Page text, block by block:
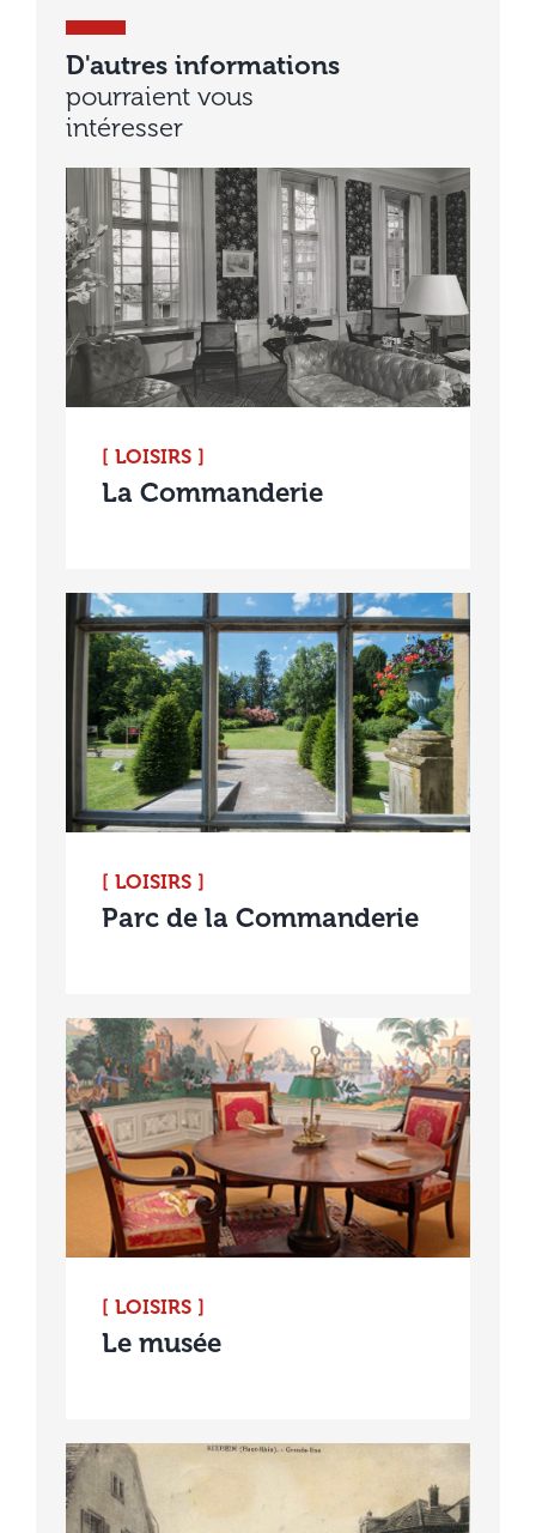
D'autres informations
pourraient vous
intéresser
[ LOISIRS ]
La Commanderie
[ LOISIRS ]
Parc de la Commanderie
[ LOISIRS ]
Le musée